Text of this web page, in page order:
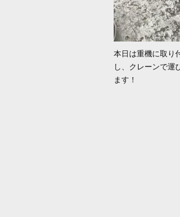
本日は重機に取り
し、クレーンで運
ます！